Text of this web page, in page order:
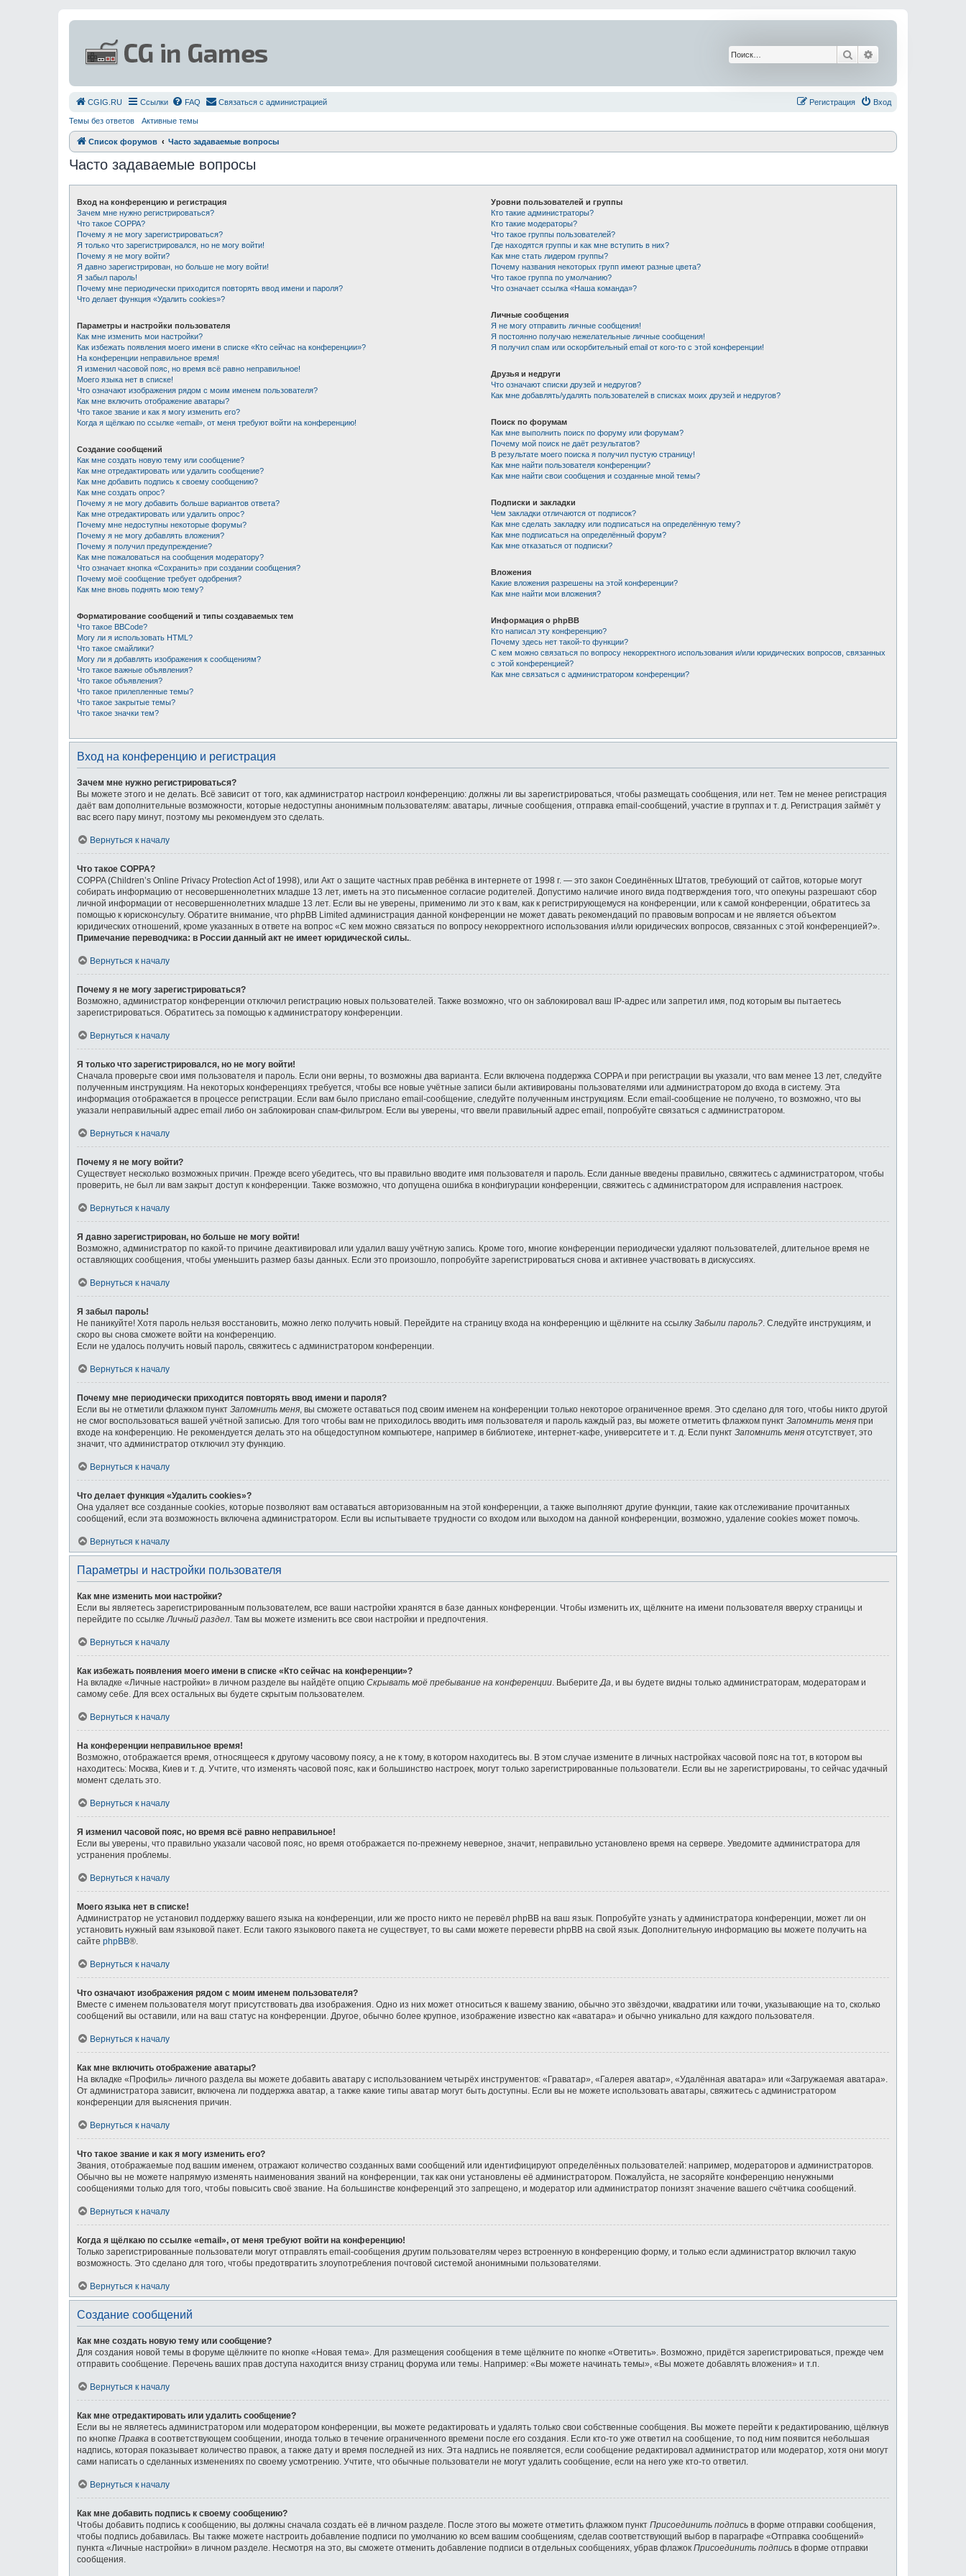
Поиск
СGIG.RU Ссылки FAQ Связаться с администрацией Вход
Регистрация
Темы без ответов Активные темы
Список форумов Часто задаваемые вопросы
Часто задаваемые вопросы
Вход на конференцию и регистрация
Зачем мне нужно регистрироваться?
Что такое COPPA?
Почему я не могу зарегистрироваться?
Я только что зарегистрировался, но не могу войти!
Почему я не могу войти?
Я давно зарегистрирован, но больше не могу войти!
Я забыл пароль!
Почему мне периодически приходится повторять ввод имени и пароля?
Что делает функция «Удалить cookies»?
Параметры и настройки пользователя
Как мне изменить мои настройки?
Как избежать появления моего имени в списке «Кто сейчас на конференции»?
На конференции неправильное время!
Я изменил часовой пояс, но время всё равно неправильное!
Моего языка нет в списке!
Что означают изображения рядом с моим именем пользователя?
Как мне включить отображение аватары?
Что такое звание и как я могу изменить его?
Когда я щёлкаю по ссылке «email», от меня требуют войти на конференцию!
Создание сообщений
Как мне создать новую тему или сообщение?
Как мне отредактировать или удалить сообщение?
Как мне добавить подпись к своему сообщению?
Как мне создать опрос?
Почему я не могу добавить больше вариантов ответа?
Как мне отредактировать или удалить опрос?
Почему мне недоступны некоторые форумы?
Почему я не могу добавлять вложения?
Почему я получил предупреждение?
Как мне пожаловаться на сообщения модератору?
Что означает кнопка «Сохранить» при создании сообщения?
Почему моё сообщение требует одобрения?
Как мне вновь поднять мою тему?
Форматирование сообщений и типы создаваемых тем
Что такое BBCode?
Могу ли я использовать HTML?
Что такое смайлики?
Могу ли я добавлять изображения к сообщениям?
Что такое важные объявления?
Что такое объявления?
Что такое прилепленные темы?
Что такое закрытые темы?
Что такое значки тем?
Уровни пользователей и группы
Кто такие администраторы?
Кто такие модераторы?
Что такое группы пользователей?
Где находятся группы и как мне вступить в них?
Как мне стать лидером группы?
Почему названия некоторых групп имеют разные цвета?
Что такое группа по умолчанию?
Что означает ссылка «Наша команда»?
Личные сообщения
Я не могу отправить личные сообщения!
Я постоянно получаю нежелательные личные сообщения!
Я получил спам или оскорбительный email от кого-то с этой конференции!
Друзья и недруги
Что означают списки друзей и недругов?
Как мне добавлять/удалять пользователей в списках моих друзей и недругов?
Поиск по форумам
Как мне выполнить поиск по форуму или форумам?
Почему мой поиск не даёт результатов?
В результате моего поиска я получил пустую страницу!
Как мне найти пользователя конференции?
Как мне найти свои сообщения и созданные мной темы?
Подписки и закладки
Чем закладки отличаются от подписок?
Как мне сделать закладку или подписаться на определённую тему?
Как мне подписаться на определённый форум?
Как мне отказаться от подписки?
Вложения
Какие вложения разрешены на этой конференции?
Как мне найти мои вложения?
Информация о phpBB
Кто написал эту конференцию?
Почему здесь нет такой-то функции?
С кем можно связаться по вопросу некорректного использования и/или юридических вопросов, связанных
с этой конференцией?
Как мне связаться с администратором конференции?
Вход на конференцию и регистрация
Зачем мне нужно регистрироваться?
Вы можете этого и не делать. Всё зависит от того, как администратор настроил конференцию: должны ли вы зарегистрироваться, чтобы размещать сообщения, или нет. Тем не менее регистрация
даёт вам дополнительные возможности, которые недоступны анонимным пользователям: аватары, личные сообщения, отправка email-сообщений, участие в группах и т. д. Регистрация займёт у
вас всего пару минут, поэтому мы рекомендуем это сделать.
Вернуться к началу
Что такое COPPA?
COPPA (Children’s Online Privacy Protection Act of 1998), или Акт о защите частных прав ребёнка в интернете от 1998 г. — это закон Соединённых Штатов, требующий от сайтов, которые могут
собирать информацию от несовершеннолетних младше 13 лет, иметь на это письменное согласие родителей. Допустимо наличие иного вида подтверждения того, что опекуны разрешают сбор
личной информации от несовершеннолетних младше 13 лет. Если вы не уверены, применимо ли это к вам, как к регистрирующемуся на конференции, или к самой конференции, обратитесь за
помощью к юрисконсульту. Обратите внимание, что phpBB Limited администрация данной конференции не может давать рекомендаций по правовым вопросам и не является объектом
юридических отношений, кроме указанных в ответе на вопрос «С кем можно связаться по вопросу некорректного использования и/или юридических вопросов, связанных с этой конференцией?».
Примечание переводчика: в России данный акт не имеет юридической силы..
Вернуться к началу
Почему я не могу зарегистрироваться?
Возможно, администратор конференции отключил регистрацию новых пользователей. Также возможно, что он заблокировал ваш IP-адрес или запретил имя, под которым вы пытаетесь
зарегистрироваться. Обратитесь за помощью к администратору конференции.
Вернуться к началу
Я только что зарегистрировался, но не могу войти!
Сначала проверьте свои имя пользователя и пароль. Если они верны, то возможны два варианта. Если включена поддержка COPPA и при регистрации вы указали, что вам менее 13 лет, следуйте
полученным инструкциям. На некоторых конференциях требуется, чтобы все новые учётные записи были активированы пользователями или администратором до входа в систему. Эта
информация отображается в процессе регистрации. Если вам было прислано email-сообщение, следуйте полученным инструкциям. Если email-сообщение не получено, то возможно, что вы
указали неправильный адрес email либо он заблокирован спам-фильтром. Если вы уверены, что ввели правильный адрес email, попробуйте связаться с администратором.
Вернуться к началу
Почему я не могу войти?
Существует несколько возможных причин. Прежде всего убедитесь, что вы правильно вводите имя пользователя и пароль. Если данные введены правильно, свяжитесь с администратором, чтобы
проверить, не был ли вам закрыт доступ к конференции. Также возможно, что допущена ошибка в конфигурации конференции, свяжитесь с администратором для исправления настроек.
Вернуться к началу
Я давно зарегистрирован, но больше не могу войти!
Возможно, администратор по какой-то причине деактивировал или удалил вашу учётную запись. Кроме того, многие конференции периодически удаляют пользователей, длительное время не
оставляющих сообщения, чтобы уменьшить размер базы данных. Если это произошло, попробуйте зарегистрироваться снова и активнее участвовать в дискуссиях.
Вернуться к началу
Я забыл пароль!
Не паникуйте! Хотя пароль нельзя восстановить, можно легко получить новый. Перейдите на страницу входа на конференцию и щёлкните на ссылку Забыли пароль?. Следуйте инструкциям, и
скоро вы снова сможете войти на конференцию.
Если не удалось получить новый пароль, свяжитесь с администратором конференции.
Вернуться к началу
Почему мне периодически приходится повторять ввод имени и пароля?
Если вы не отметили флажком пункт Запомнить меня, вы сможете оставаться под своим именем на конференции только некоторое ограниченное время. Это сделано для того, чтобы никто другой
не смог воспользоваться вашей учётной записью. Для того чтобы вам не приходилось вводить имя пользователя и пароль каждый раз, вы можете отметить флажком пункт Запомнить меня при
входе на конференцию. Не рекомендуется делать это на общедоступном компьютере, например в библиотеке, интернет-кафе, университете и т. д. Если пункт Запомнить меня отсутствует, это
значит, что администратор отключил эту функцию.
Вернуться к началу
Что делает функция «Удалить cookies»?
Она удаляет все созданные cookies, которые позволяют вам оставаться авторизованным на этой конференции, а также выполняют другие функции, такие как отслеживание прочитанных
сообщений, если эта возможность включена администратором. Если вы испытываете трудности со входом или выходом на данной конференции, возможно, удаление cookies может помочь.
Вернуться к началу
Параметры и настройки пользователя
Как мне изменить мои настройки?
Если вы являетесь зарегистрированным пользователем, все ваши настройки хранятся в базе данных конференции. Чтобы изменить их, щёлкните на имени пользователя вверху страницы и
перейдите по ссылкеЛичный раздел. Там вы можете изменить все свои настройки и предпочтения.
Вернуться к началу
Как избежать появления моего имени в списке «Кто сейчас на конференции»?
На вкладке «Личные настройки» в личном разделе вы найдёте опцию Скрывать моё пребывание на конференции. ВыберитеДа, и вы будете видны только администраторам, модераторам и
самому себе. Для всех остальных вы будете скрытым пользователем.
Вернуться к началу
На конференции неправильное время!
Возможно, отображается время, относящееся к другому часовому поясу, а не к тому, в котором находитесь вы. В этом случае измените в личных настройках часовой пояс на тот, в котором вы
находитесь: Москва, Киев и т. д. Учтите, что изменять часовой пояс, как и большинство настроек, могут только зарегистрированные пользователи. Если вы не зарегистрированы, то сейчас удачный
момент сделать это.
Вернуться к началу
Я изменил часовой пояс, но время всё равно неправильное!
Если вы уверены, что правильно указали часовой пояс, но время отображается по-прежнему неверное, значит, неправильно установлено время на сервере. Уведомите администратора для
устранения проблемы.
Вернуться к началу
Моего языка нет в списке!
Администратор не установил поддержку вашего языка на конференции, или же просто никто не перевёл phpBB на ваш язык. Попробуйте узнать у администратора конференции, может ли он
установить нужный вам языковой пакет. Если такого языкового пакета не существует, то вы сами можете перевести phpBB на свой язык. Дополнительную информацию вы можете получить на
сайте phpBB®.
Вернуться к началу
Что означают изображения рядом с моим именем пользователя?
Вместе с именем пользователя могут присутствовать два изображения. Одно из них может относиться к вашему званию, обычно это звёздочки, квадратики или точки, указывающие на то, сколько
сообщений вы оставили, или на ваш статус на конференции. Другое, обычно более крупное, изображение известно как «аватара» и обычно уникально для каждого пользователя.
Вернуться к началу
Как мне включить отображение аватары?
На вкладке «Профиль» личного раздела вы можете добавить аватару с использованием четырёх инструментов: «Граватар», «Галерея аватар», «Удалённая аватара» или «Загружаемая аватара».
От администратора зависит, включена ли поддержка аватар, а также какие типы аватар могут быть доступны. Если вы не можете использовать аватары, свяжитесь с администратором
конференции для выяснения причин.
Вернуться к началу
Что такое звание и как я могу изменить его?
Звания, отображаемые под вашим именем, отражают количество созданных вами сообщений или идентифицируют определённых пользователей: например, модераторов и администраторов.
Обычно вы не можете напрямую изменять наименования званий на конференции, так как они установлены её администратором. Пожалуйста, не засоряйте конференцию ненужными
сообщениями только для того, чтобы повысить своё звание. На большинстве конференций это запрещено, и модератор или администратор понизят значение вашего счётчика сообщений.
Вернуться к началу
Когда я щёлкаю по ссылке «email», от меня требуют войти на конференцию!
Только зарегистрированные пользователи могут отправлять email-сообщения другим пользователям через встроенную в конференцию форму, и только если администратор включил такую
возможность. Это сделано для того, чтобы предотвратить злоупотребления почтовой системой анонимными пользователями.
Вернуться к началу
Создание сообщений
Как мне создать новую тему или сообщение?
Для создания новой темы в форуме щёлкните по кнопке «Новая тема». Для размещения сообщения в теме щёлкните по кнопке «Ответить». Возможно, придётся зарегистрироваться, прежде чем
отправить сообщение. Перечень ваших прав доступа находится внизу страниц форума или темы. Например: «Вы можете начинать темы», «Вы можете добавлять вложения» и т.п.
Вернуться к началу
Как мне отредактировать или удалить сообщение?
Если вы не являетесь администратором или модератором конференции, вы можете редактировать и удалять только свои собственные сообщения. Вы можете перейти к редактированию, щёлкнув
по кнопке Правка в соответствующем сообщении, иногда только в течение ограниченного времени после его создания. Если кто-то уже ответил на сообщение, то под ним появится небольшая
надпись, которая показывает количество правок, а также дату и время последней из них. Эта надпись не появляется, если сообщение редактировал администратор или модератор, хотя они могут
сами написать о сделанных изменениях по своему усмотрению. Учтите, что обычные пользователи не могут удалить сообщение, если на него уже кто-то ответил.
Вернуться к началу
Как мне добавить подпись к своему сообщению?
Чтобы добавить подпись к сообщению, вы должны сначала создать её в личном разделе. После этого вы можете отметить флажком пункт Присоединить подпись в форме отправки сообщения,
чтобы подпись добавилась. Вы также можете настроить добавление подписи по умолчанию ко всем вашим сообщениям, сделав соответствующий выбор в параграфе «Отправка сообщений»
пункта «Личные настройки» в личном разделе. Несмотря на это, вы сможете отменить добавление подписи в отдельных сообщениях, убрав флажок Присоединить подпись в форме отправки
сообщения.